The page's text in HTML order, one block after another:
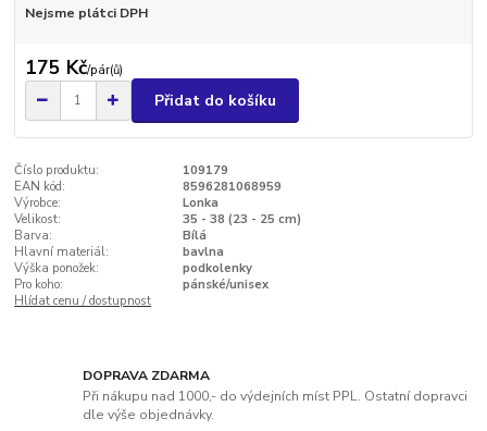
Nejsme plátci DPH
175 Kč/pár(ů)
Přidat do košíku
Číslo produktu:
109179
EAN kód:
8596281068959
Výrobce:
Lonka
Velikost:
35 - 38 (23 - 25 cm)
Barva:
Bílá
Hlavní materiál:
bavlna
Výška ponožek:
podkolenky
Pro koho:
pánské/unisex
Hlídat cenu / dostupnost
DOPRAVA ZDARMA
Při nákupu nad 1000,- do výdejních míst PPL. Ostatní dopravci
dle výše objednávky.